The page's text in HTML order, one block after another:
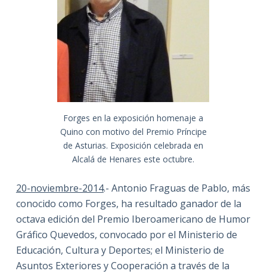
Forges en la exposición homenaje a
Quino con motivo del Premio Príncipe
de Asturias. Exposición celebrada en
Alcalá de Henares este octubre.
20-noviembre-2014.- Antonio Fraguas de Pablo, más
conocido como Forges, ha resultado ganador de la
octava edición del Premio Iberoamericano de Humor
Gráfico Quevedos, convocado por el Ministerio de
Educación, Cultura y Deportes; el Ministerio de
Asuntos Exteriores y Cooperación a través de la